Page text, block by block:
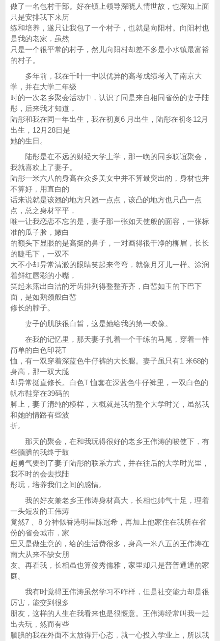
做了一名包村干部。好在镇上领导深晓人情世故，也深知上面
只是安排我下来历
练和培养，遂只让我包了一个村子，也就是向阳村。向阳村也
是我的老家，虽然
只是一个很平常的村子，然儿向阳村却差不多是小水镇最富裕
的村子。
多年前，我在千叶一中以优异的高考成绩考入了南京大
学，并在大学二年级
时的一次老乡聚会活动中，认识了同是来自相同省份的妻子陆
彤，后来我才知道，
陆彤和我在同一年出生，我在初夏6 月出生，陆彤在初冬12月
出生，12月28日是
她的生日。
陆彤是在不远的财经大学上学，那一晚的同乡联谊聚会，
我就喜欢上了妻子。
陆彤一米六八的身高在众多美女中并不算最突出的，身材也并
不算好，用直白的
话来说就是该翘的地方只翘一点点，该凸的地方也只凸一点
点，总之身材平平，
唯一让我恋恋不忘的是，妻子那一张如天使般的面容，一张标
准的瓜子脸，嫩白
的额头下显眼的是高挺的鼻子，一对画得很干净的柳眉，长长
的睫毛下，一双不
大不小却异常清澈的眼睛笑起来弯弯，就像月牙儿一样。涂润
着鲜红唇彩的小嘴，
笑起来露出白洁的牙齿排列得整整齐齐，白皙如玉的下巴下
面，是如鹅颈般白皙
修长的脖子。
妻子的肌肤很白皙，这是她给我的第一映像。
在我的记忆里，那天妻子扎着一个干练的马尾，穿着一件
简单的白色印花T
恤，有一双穿着深蓝色牛仔裤的大长腿。妻子虽只有1 米68的
身高，那一双大腿
却异常挺直修长。白色T 恤套在深蓝色牛仔裤里，一双白色的
帆布鞋穿在39码的
脚上，妻子清纯的模样，大概就是我的整个大学时光，虽然我
和她的情路有些波
折。
那天的聚会，在和我玩得很好的老乡王伟涛的唆使下，有
些腼腆的我终于鼓
起勇气要到了妻子陆彤的联系方式，并在往后的大学时光里，
我不时的会去找陆
彤玩，培养我们之间的感情。
我的好友兼老乡王伟涛身材高大，长相也帅气十足，理着
一头短发的王伟涛
竟然7 、8 分神似香港明星陈冠希，再加上他家住在我所在省
份的省会城市，家
里又是做生意的，给的生活费很多，身高一米八五的王伟涛在
南大从来不缺女朋
友。再看我，长相虽也算俊秀儒雅，家里却只是普普通通的家
庭。
我有时觉得王伟涛虽然学习不咋样，但是社交能力却是很
厉害，能交到很多
朋友，这样的人生在我看来也是很惬意。王伟涛经常叫我一起
出去玩，然而有些
腼腆的我在外面不太放得开心态，就一心投入学业上，所以我